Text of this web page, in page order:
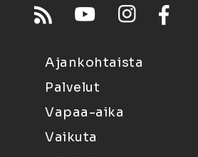
Ajankohtaista
Palvelut
Vapaa-aika
Vaikuta